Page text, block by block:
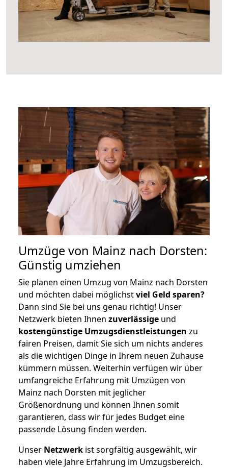
Umzüge von Mainz nach Dorsten:
Günstig umziehen
Sie planen einen Umzug von Mainz nach Dorsten
und möchten dabei möglichstviel Geld sparen?
Dann sind Sie bei uns genau richtig! Unser
Netzwerk bieten Ihnen zuverlässige und
kostengünstige Umzugsdienstleistungen zu
fairen Preisen, damit Sie sich um nichts anderes
als die wichtigen Dinge in Ihrem neuen Zuhause
kümmern müssen. Weiterhin verfügen wir über
umfangreiche Erfahrung mit Umzügen von
Mainz nach Dorsten mit jeglicher
Größenordnung und können Ihnen somit
garantieren, dass wir für jedes Budget eine
passende Lösung finden werden.
Unser Netzwerk ist sorgfältig ausgewählt, wir
haben viele Jahre Erfahrung im Umzugsbereich.